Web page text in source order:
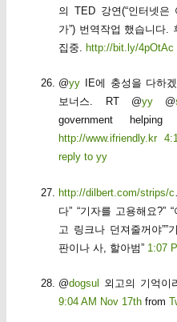
의 TED 강연(“인터넷은
가”) 번역작업 했습니다.
집중. http://bit.ly/4pOtAc
@yy IE에 충성을 다하
보너스. RT @yy @
government helping
http://www.ifriendly.kr
reply to yy
http://dilbert.com/strips/c
다” “기자를 고용해요?”
고 링크나 던져줄꺼야””
판이나 사, 할아범” 1:07
@dogsul 외고의 기억
9:04 AM Nov 17th from